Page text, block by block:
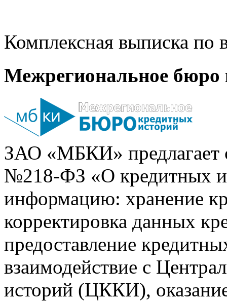
Комплексная выписка
Межрегиональное бюро
ЗАО «МБКИ» предлагает
№218-ФЗ «О кредитных
информацию: хранение
корректировка данных
предоставление
взаимодействие с
историй (ЦККИ),